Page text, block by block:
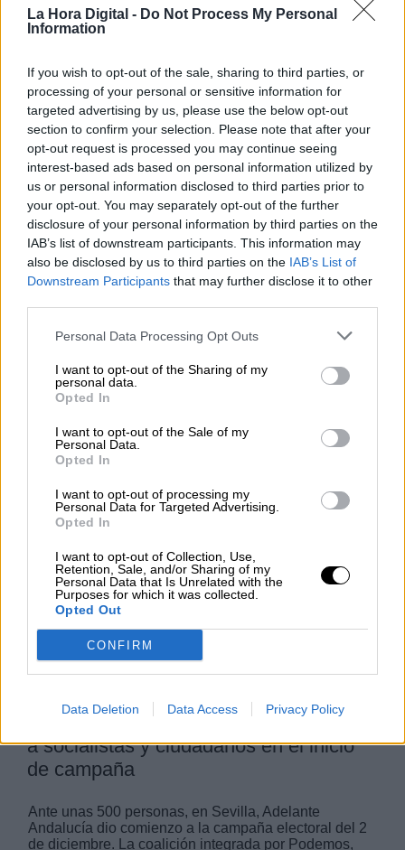
La Hora Digital - Do Not Process My Personal
Information
If you wish to opt-out of the sale, sharing to third parties, or
processing of your personal or sensitive information for
targeted advertising by us, please use the below opt-out
section to confirm your selection. Please note that after your
opt-out request is processed you may continue seeing
interest-based ads based on personal information utilized by
us or personal information disclosed to third parties prior to
your opt-out. You may separately opt-out of the further
disclosure of your personal information by third parties on the
IAB’s list of downstream participants. This information may
also be disclosed by us to third parties on the IAB’s List of
Downstream Participants that may further disclose it to other
Personal Data Processing Opt Outs
I want to opt-out of the Sharing of my
personal data.
Opted In
I want to opt-out of the Sale of my
Personal Data.
Opted In
I want to opt-out of processing my
Personal Data for Targeted Advertising.
Opted In
I want to opt-out of Collection, Use,
Retention, Sale, and/or Sharing of my
Personal Data that Is Unrelated with the
Purposes for which it was collected.
Opted Out
CONFIRM
Data Deletion Data Access Privacy Policy
Geopolítica de Crisis
Suelta y confía
María Comesaña
Votantes y votados
Por Juan Manuel Beltrán
El Conflicto de Oriente Medio:
Un Nuevo Orden Autoritario
en Construcción
Por Álvaro Frutos Rosado y Gabinete
Geopolítica de Crisis
Reconquista leonesa
Clara Campoamor: Mi sueño,
mi pesadilla
Por María Pérez Herrero
LABERINTO ESPAÑOL
Teresa Rodríguez pide el voto también
a socialistas y ciudadanos en el inicio
de campaña
Ante unas 500 personas, en Sevilla, Adelante
Andalucía dio comienzo a la campaña electoral del 2
de diciembre. La coalición integrada por Podemos,